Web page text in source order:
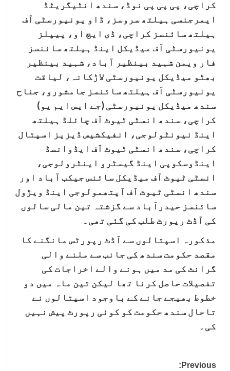
کراچی، پی پی پی نوڈ، سندھ انٹیگریٹڈ
ایمرجنسی ہیلتھ سروسز، ڈاو یونیورسٹی آف
ہیلتھ سائنسز کراچی، ڈی ایچ او، پیپلز
یونیورسٹی آف میڈیکل اینڈ ہیلتھ سائنسز
فار ویمن شہید بینظیر آباد، شہید بینظیر
بھٹو میڈیکل یونیورسٹی لاڑکانہ، لیاقت
یونیورسٹی آف ہیلتھ سائنسز جامشورو، جناح
سندھ میڈیکل یونیورسٹی (جے ایس ایم یو)
کراچی، سندھ انسٹی ٹیوٹ آف چائلڈ ہیلتھ
اینڈ نیونٹولوجی، انفیکشیس ڈیزیز اسپتال
کراچی، سندھ انسٹی ٹیوٹ آف ایڈوانسڈ
اینڈوسکوپی اینڈ گیسٹرو اینٹرولوجی،
انسٹی ٹیوٹ آف میڈیکل سائنس جیکب آباد اور
سندھ انسٹی ٹیوٹ آف آپتھمولوجی اینڈ ویڑول
سائنسز حیدرآباد سے گزشتہ تین مالی سالوں
کی آڈٹ رپورٹ طلب کی گئی تھی۔
مذکورہ اسپتالوں سے آڈٹ رپورٹس مانگنے کا
مقصد حکومت سندھ کی جانب سے ملنے والی
گرانٹ کی مد میں ہونے والے اخراجات کی
تفصیلات حاصل کرنا تھا لیکن تین ماہ میں دو
خطوط بھیجے جانے کے باوجود اسپتالوں نے
تاحال سندھ حکومت کو کوئی رپورٹ پیش نہیں
کی۔
Post
Previous: